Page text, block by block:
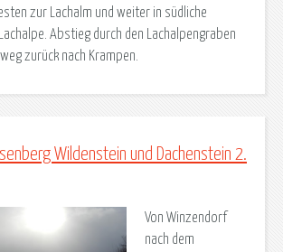
zur Lachalm und weiter in südliche
Abstieg durch den Lachalpengraben
zurück nach Krampen.
Wildenstein und Dachenstein 2.
Von Winzendorf
nach dem